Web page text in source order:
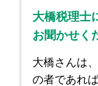
大橋税理士
お聞かせく
大橋さんは
の者であれ